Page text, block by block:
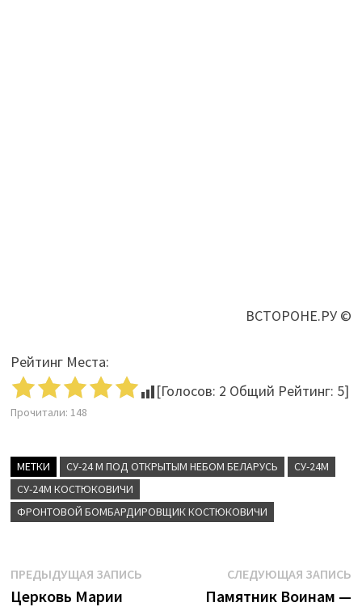
ВСТОРОНЕ.РУ ©
Рейтинг Места:
[Голосов: 2 Общий Рейтинг: 5]
Прочитали: 148
МЕТКИ СУ-24 М ПОД ОТКРЫТЫМ НЕБОМ БЕЛАРУСЬ
СУ-24М
СУ-24М КОСТЮКОВИЧИ
ФРОНТОВОЙ БОМБАРДИРОВЩИК КОСТЮКОВИЧИ
Навигация
ПРЕДЫДУЩАЯ ЗАПИСЬПредыдущая
Церковь Марии
СЛЕДУЮЩАЯ ЗАПИСЬ
Памятник Воинам —